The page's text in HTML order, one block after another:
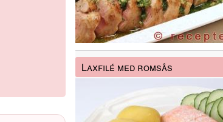
Laxfilé med romsås